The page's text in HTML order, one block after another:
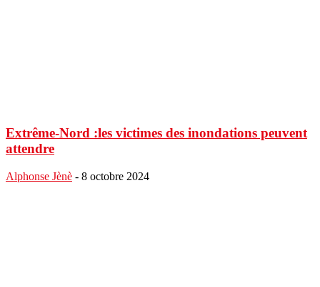
Extrême-Nord :les victimes des inondations peuvent
attendre
Alphonse Jènè - 8 octobre 2024